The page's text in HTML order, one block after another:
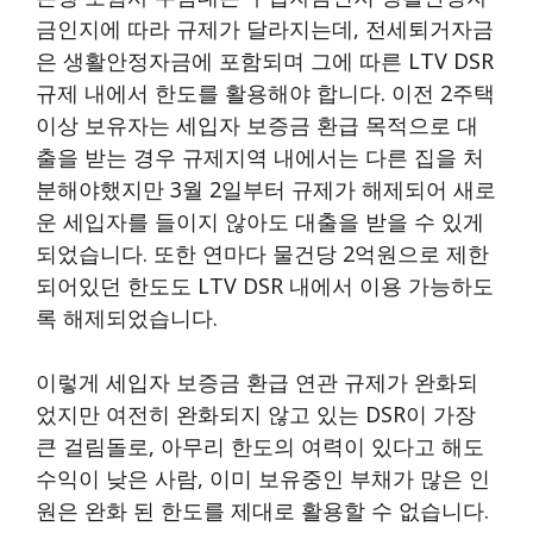
금인지에 따라 규제가 달라지는데, 전세퇴거자금
은 생활안정자금에 포함되며 그에 따른 LTV DSR
규제 내에서 한도를 활용해야 합니다. 이전 2주택
이상 보유자는 세입자 보증금 환급 목적으로 대
출을 받는 경우 규제지역 내에서는 다른 집을 처
분해야했지만 3월 2일부터 규제가 해제되어 새로
운 세입자를 들이지 않아도 대출을 받을 수 있게
되었습니다. 또한 연마다 물건당 2억원으로 제한
되어있던 한도도 LTV DSR 내에서 이용 가능하도
록 해제되었습니다.
이렇게 세입자 보증금 환급 연관 규제가 완화되
었지만 여전히 완화되지 않고 있는 DSR이 가장
큰 걸림돌로, 아무리 한도의 여력이 있다고 해도
수익이 낮은 사람, 이미 보유중인 부채가 많은 인
원은 완화 된 한도를 제대로 활용할 수 없습니다.